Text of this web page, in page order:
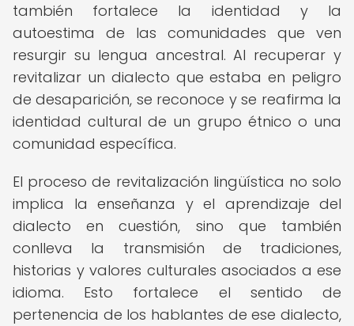
también fortalece la identidad y la
autoestima de las comunidades que ven
resurgir su lengua ancestral. Al recuperar y
revitalizar un dialecto que estaba en peligro
de desaparición, se reconoce y se reafirma la
identidad cultural de un grupo étnico o una
comunidad específica.
El proceso de revitalización lingüística no solo
implica la enseñanza y el aprendizaje del
dialecto en cuestión, sino que también
conlleva la transmisión de tradiciones,
historias y valores culturales asociados a ese
idioma. Esto fortalece el sentido de
pertenencia de los hablantes de ese dialecto,